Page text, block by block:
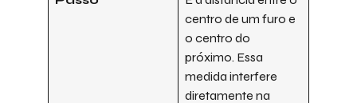
centro de um furo e
o centro do
próximo. Essa
medida interfere
diretamente na